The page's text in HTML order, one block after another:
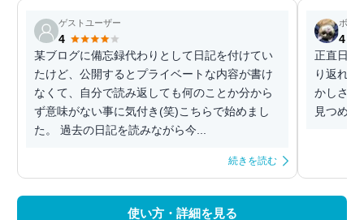
ゲストユーザー
4
某ブログに備忘録代わりとして日記を付けてい
たけど、公開するとプライベートな内容が書け
なくて、自分で読み返しても何のことか分から
ず意味がない事に気付き(笑)こちらで始めまし
た。 過去の日記を読みながら今...
続きを読む
ボム
4
正直日記
り返れ
かしさや
見つめ
使い方・詳細を見る